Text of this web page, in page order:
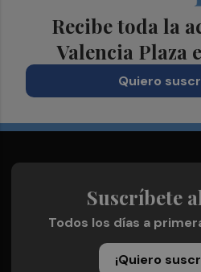
Recibe toda la
Valencia Plaza
Quiero
Suscríbete
Todos los días a
¡Quiero